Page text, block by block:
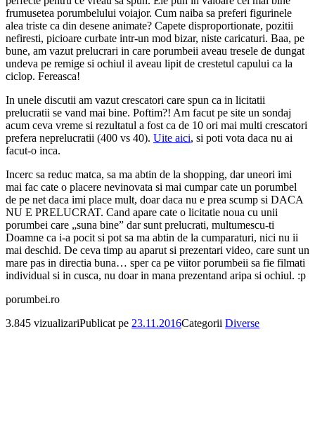
frumusetea porumbelului voiajor. Cum naiba sa preferi figurinele
alea triste ca din desene animate? Capete disproportionate, pozitii
nefiresti, picioare curbate intr-un mod bizar, niste caricaturi. Baa, pe
bune, am vazut prelucrari in care porumbeii aveau tresele de dungat
undeva pe remige si ochiul il aveau lipit de crestetul capului ca la
ciclop. Fereasca!
In unele discutii am vazut crescatori care spun ca in licitatii
prelucratii se vand mai bine. Poftim?! Am facut pe site un sondaj
acum ceva vreme si rezultatul a fost ca de 10 ori mai multi crescatori
prefera neprelucratii (400 vs 40). Uite aici, si poti vota daca nu ai
facut-o inca.
Incerc sa reduc matca, sa ma abtin de la shopping, dar uneori imi
mai fac cate o placere nevinovata si mai cumpar cate un porumbel
de pe net daca imi place mult, doar daca nu e prea scump si DACA
NU E PRELUCRAT. Cand apare cate o licitatie noua cu unii
porumbei care „suna bine” dar sunt prelucrati, multumescu-ti
Doamne ca i-a pocit si pot sa ma abtin de la cumparaturi, nici nu ii
mai deschid. De ceva timp au aparut si prezentari video, care sunt un
mare pas in directia buna… sper ca pe viitor porumbeii sa fie filmati
individual si in cusca, nu doar in mana prezentand aripa si ochiul. :p
porumbei.ro
3.845 vizualizariPublicat pe 23.11.2016Categorii Diverse